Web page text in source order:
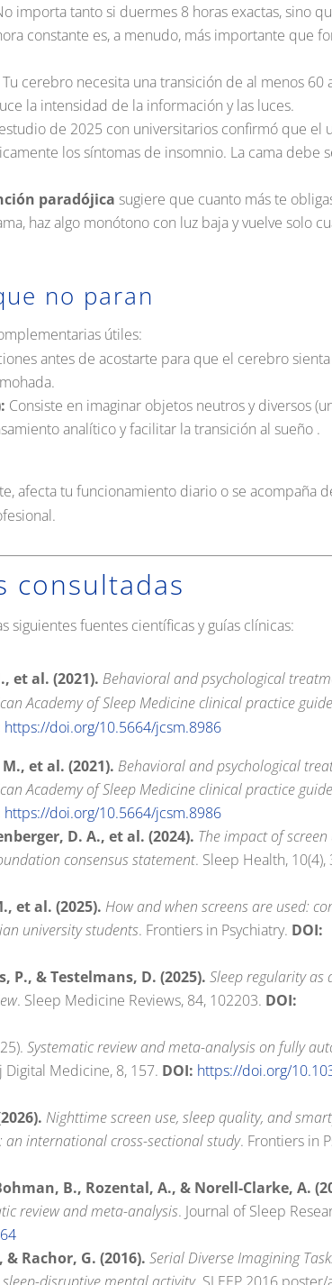
importa tanto si duermes 8 horas exactas, sino
constante es, a menudo, más importante que
Tu cerebro necesita una transición de al menos 60
la intensidad de la información y las luces.
de 2025 con universitarios confirmó que el
los síntomas de insomnio. La cama debe
paradójica sugiere que cuanto más te
haz algo monótono con luz baja y vuelve solo
no paran
útiles:
antes de acostarte para que el cerebro
.
Consiste en imaginar objetos neutros y diversos
analítico y facilitar la transición al sueño .
afecta tu funcionamiento diario o se acompaña
consultadas
siguientes fuentes científicas y guías clínicas:
et al. (2021). Behavioral and psychological
Academy of Sleep Medicine clinical practice
https://doi.org/10.5664/jcsm.8986
et al. (2021). Behavioral and psychological
Academy of Sleep Medicine clinical practice
https://doi.org/10.5664/jcsm.8986
D. A., et al. (2024). The impact of screen
consensus statement. Sleep Health, 10(4),
et al. (2025). How and when screens are used:
university students. Frontiers in Psychiatry. DOI:
P., & Testelmans, D. (2025). Sleep regularity
. Sleep Medicine Reviews, 84, 102203. DOI:
.Systematic review and meta-analysis on fully
Digital Medicine, 8, 157. DOI: https://doi.org/
Nighttime screen use, sleep quality, and
international cross-sectional study. Frontiers in
B., Rozental, A., & Norell-Clarke, A.
review and meta-analysis. Journal of Sleep
Rachor, G. (2016). Serial Diverse Imagining